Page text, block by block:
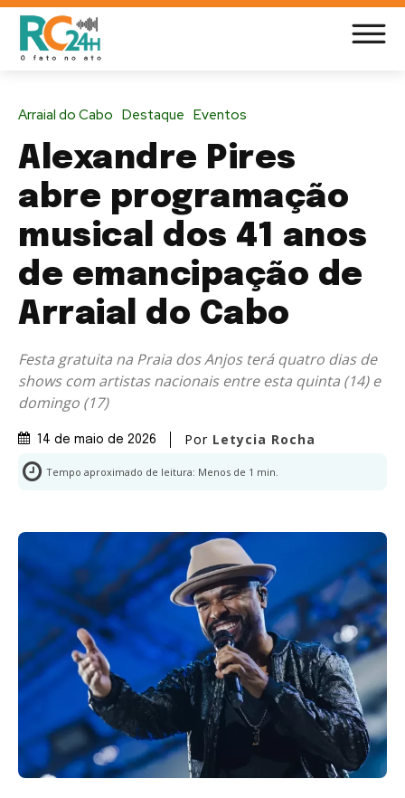
Arraial do Cabo Destaque Eventos
Alexandre Pires
abre programação
musical dos 41 anos
de emancipação de
Arraial do Cabo
Festa gratuita na Praia dos Anjos terá quatro dias de
shows com artistas nacionais entre esta quinta (14) e
domingo (17)
14 de maio de 2026 Por Letycia Rocha
Tempo aproximado de leitura: Menos de 1 min.